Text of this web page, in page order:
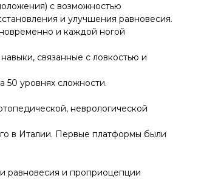
с возможностью
и улучшения равновесия.
и каждой ногой
связанные с ловкостью и
50 уровнях сложности.
неврологической
в Италии. Первые платформы были
равновесия и проприоцепции